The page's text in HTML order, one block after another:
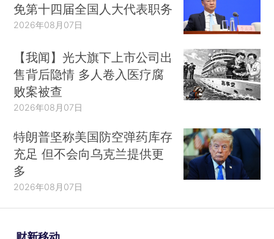
免第十四届全国人大代表职务
2026年08月07日
【我闻】光大旗下上市公司出
售背后隐情 多人卷入医疗腐
败案被查
2026年08月07日
特朗普坚称美国防空弹药库存
充足 但不会向乌克兰提供更
多
2026年08月07日